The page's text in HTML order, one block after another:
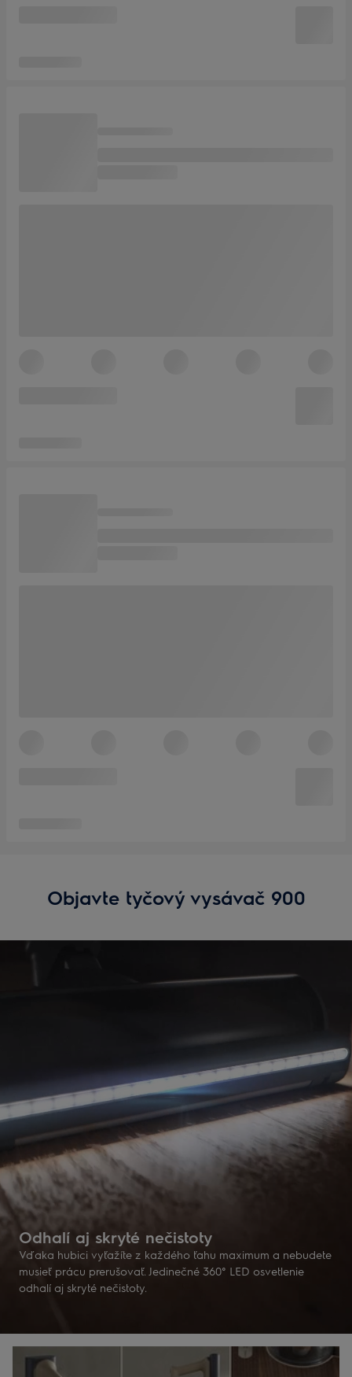
Objavte tyčový vysávač 900
Odhalí aj skryté nečistoty
Vďaka hubici vyťažíte z každého ťahu maximum a nebudete
musieť prácu prerušovať. Jedinečné 360° LED osvetlenie
odhalí aj skryté nečistoty.